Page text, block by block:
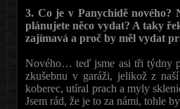
3. Co je v Panychidě nového?
plánujete něco vydat? A taky
zajímavá a proč by měl vydat
Nového… teď jsme asi tři týdny
zkušebnu v garáži, jelikož z
koberec, utíral prach a myly
Jsem rád, že je to za námi, tohle